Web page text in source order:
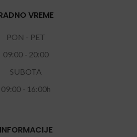
VREME
PON - PET
09:00 - 20:00
SUBOTA
09:00 - 16:00h
INFORMACIJE